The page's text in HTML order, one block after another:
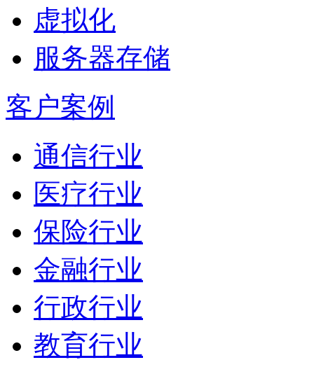
虚拟化
服务器存储
客户案例
通信行业
医疗行业
保险行业
金融行业
行政行业
教育行业